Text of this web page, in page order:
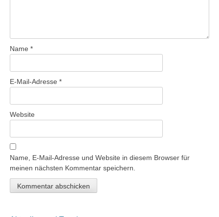
Name *
E-Mail-Adresse *
Website
Name, E-Mail-Adresse und Website in diesem Browser für
meinen nächsten Kommentar speichern.